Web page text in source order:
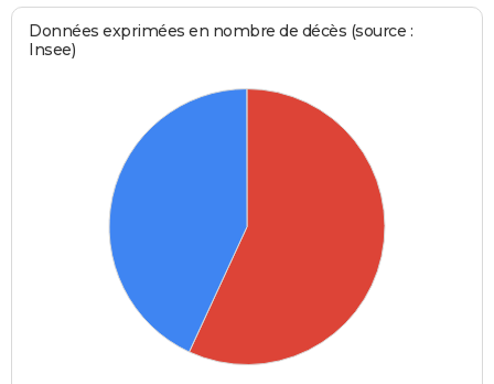
Données exprimées en nombre de décès (source :
Insee)